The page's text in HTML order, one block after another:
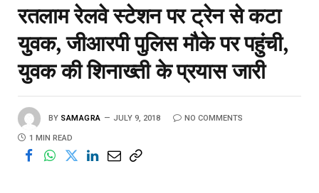
रतलाम रेलवे स्टेशन पर ट्रेन से कटा
युवक, जीआरपी पुलिस मौके पर पहुंची,
युवक की शिनाख्ती के प्रयास जारी
BY SAMAGRA JULY 9, 2018 NO COMMENTS
1 MIN READ